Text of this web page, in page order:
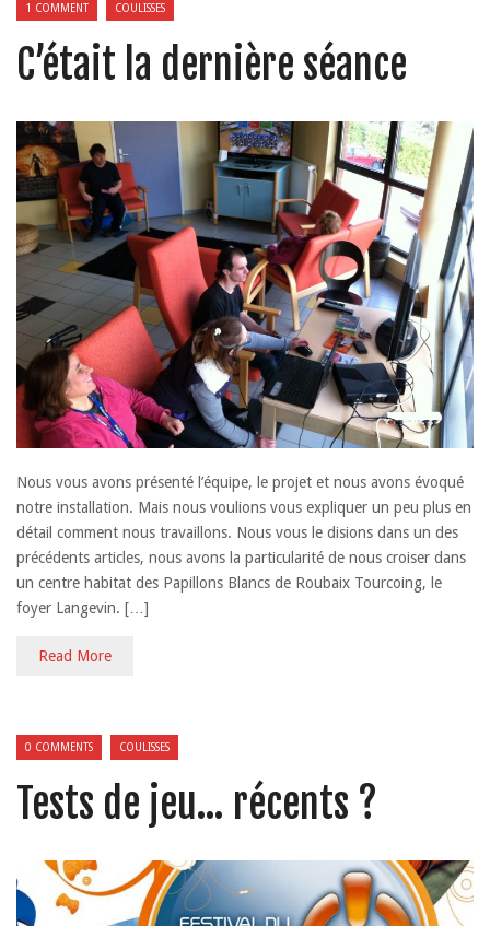
1 COMMENT COULISSES
C’était la dernière séance
Nous vous avons présenté l’équipe, le projet et nous avons évoqué
notre installation. Mais nous voulions vous expliquer un peu plus en
détail comment nous travaillons. Nous vous le disions dans un des
précédents articles, nous avons la particularité de nous croiser dans
un centre habitat des Papillons Blancs de Roubaix Tourcoing, le
foyer Langevin. […]
Read More
0 COMMENTS COULISSES
Tests de jeu… récents ?